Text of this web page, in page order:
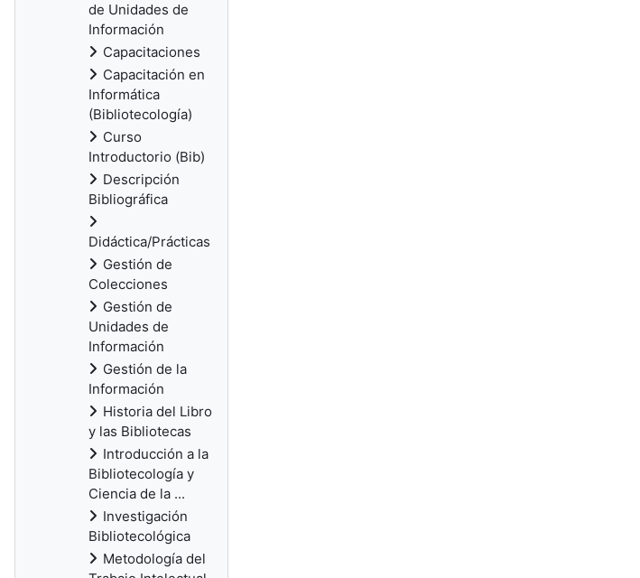
de Unidades de
Información
Capacitaciones
Capacitación en
Informática
(Bibliotecología)
Curso
Introductorio (Bib)
Descripción
Bibliográfica
Didáctica/Prácticas
Gestión de
Colecciones
Gestión de
Unidades de
Información
Gestión de la
Información
Historia del Libro
y las Bibliotecas
Introducción a la
Bibliotecología y
Ciencia de la ...
Investigación
Bibliotecológica
Metodología del